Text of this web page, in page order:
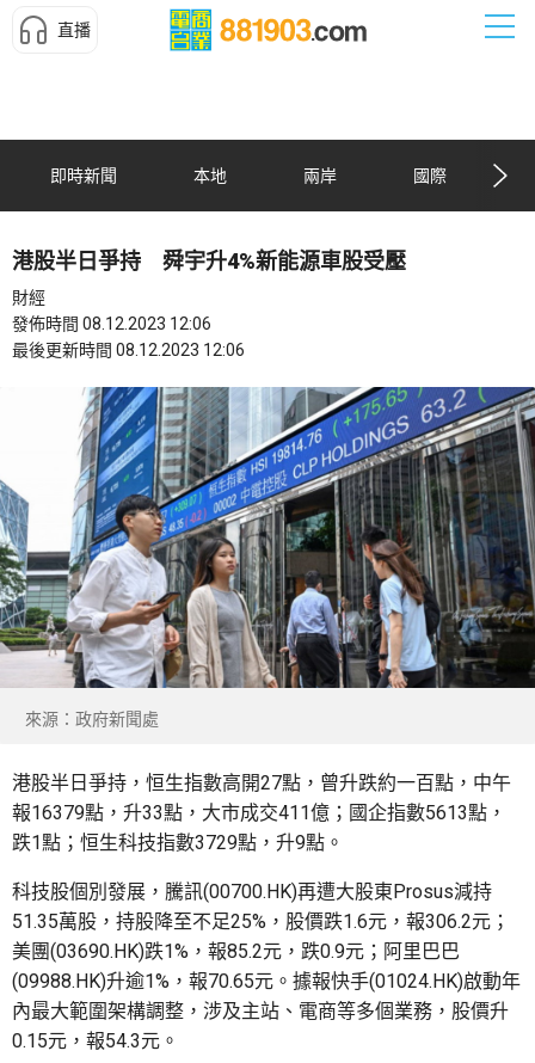
直播
即時新聞 本地 兩岸 國際
港股半日爭持 舜宇升4%新能源車股受壓
財經
發佈時間 08.12.2023 12:06
最後更新時間 08.12.2023 12:06
來源：政府新聞處
港股半日爭持，恒生指數高開27點，曾升跌約一百點，中午
報16379點，升33點，大市成交411億；國企指數5613點，
跌1點；恒生科技指數3729點，升9點。
科技股個別發展，騰訊(00700.HK)再遭大股東Prosus減持
51.35萬股，持股降至不足25%，股價跌1.6元，報306.2元；
美團(03690.HK)跌1%，報85.2元，跌0.9元；阿里巴巴
(09988.HK)升逾1%，報70.65元。據報快手(01024.HK)啟動年
內最大範圍架構調整，涉及主站、電商等多個業務，股價升
0.15元，報54.3元。